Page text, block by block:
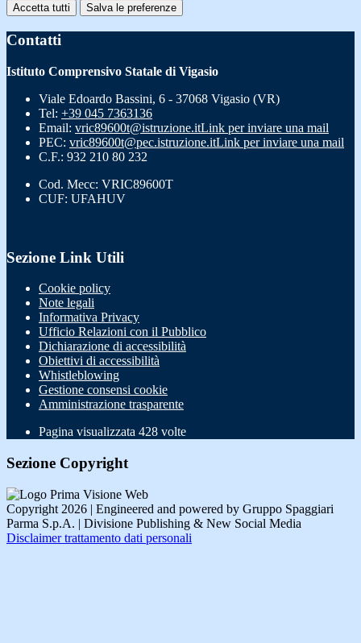
Accetta tutti Salva le preferenze
Contatti
Istituto Comprensivo Statale di Vigasio
Viale Edoardo Bassini, 6 - 37068 Vigasio (VR)
Tel: +39 045 7363136
Email: vric89600t@istruzione.itLink per inviare una mail
PEC: vric89600t@pec.istruzione.itLink per inviare una mail
C.F.: 932 210 80 232
Cod. Mecc: VRIC89600T
CUF: UFAHUV
Sezione Link Utili
Cookie policy
Note legali
Informativa Privacy
Ufficio Relazioni con il Pubblico
Dichiarazione di accessibilità
Obiettivi di accessibilità
Whistleblowing
Gestione consensi cookie
Amministrazione trasparente
Pagina visualizzata 428 volte
Sezione Copyright
Copyright 2026 | Engineered and powered by Gruppo Spaggiari
Parma S.p.A. | Divisione Publishing & New Social Media
Disclaimer trattamento dati personali